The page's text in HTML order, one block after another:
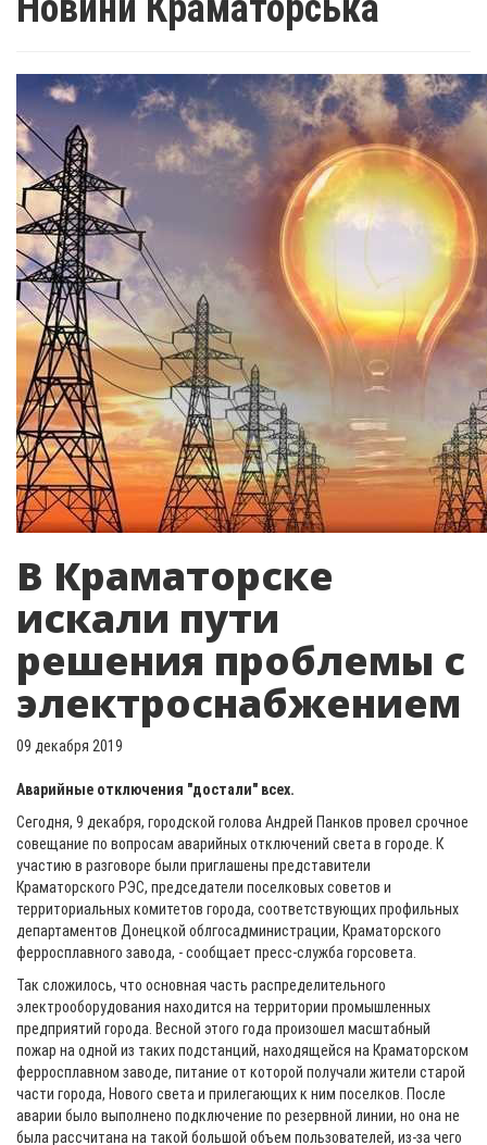
В Краматорске
искали пути
решения проблемы с
электроснабжением
09 декабря 2019
Аварийные отключения "достали" всех.
Сегодня, 9 декабря, городской голова Андрей Панков провел срочное
совещание по вопросам аварийных отключений света в городе. К
участию в разговоре были приглашены представители
Краматорского РЭС, председатели поселковых советов и
территориальных комитетов города, соответствующих профильных
департаментов Донецкой облгосадминистрации, Краматорского
ферросплавного завода, - сообщает пресс-служба горсовета.
Так сложилось, что основная часть распределительного
электрооборудования находится на территории промышленных
предприятий города. Весной этого года произошел масштабный
пожар на одной из таких подстанций, находящейся на Краматорском
ферросплавном заводе, питание от которой получали жители старой
части города, Нового света и прилегающих к ним поселков. После
аварии было выполнено подключение по резервной линии, но она не
была рассчитана на такой большой объем пользователей, из-за чего